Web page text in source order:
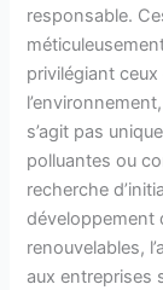
responsable.
privilégiant
s’agit pas
polluantes ou
recherche
développement
renouvelables,
aux entreprises